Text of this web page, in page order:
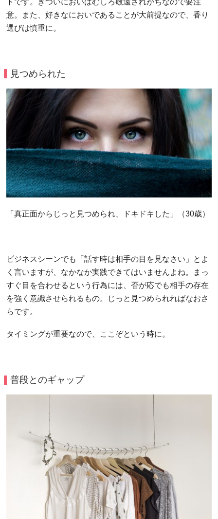
トです。きついにおいはむしろ敬遠されがちなので要注
意。また、好きなにおいであることが大前提なので、香り
選びは慎重に。
見つめられた
「真正面からじっと見つめられ、ドキドキした」（30歳）
ビジネスシーンでも「話す時は相手の目を見なさい」とよ
く言いますが、なかなか実践できてはいませんよね。まっ
すぐ目を合わせるという行為には、否が応でも相手の存在
を強く意識させられるもの。じっと見つめられればなおさ
らです。
タイミングが重要なので、ここぞという時に。
普段とのギャップ